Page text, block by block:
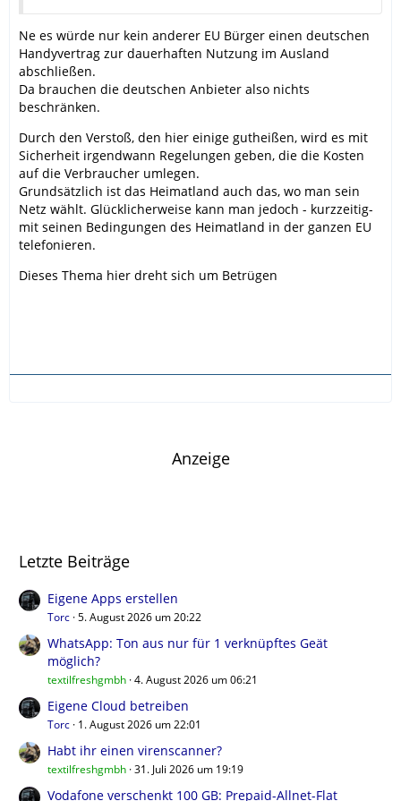
Ne es würde nur kein anderer EU Bürger einen deutschen
Handyvertrag zur dauerhaften Nutzung im Ausland
abschließen.
Da brauchen die deutschen Anbieter also nichts
beschränken.
Durch den Verstoß, den hier einige gutheißen, wird es mit
Sicherheit irgendwann Regelungen geben, die die Kosten
auf die Verbraucher umlegen.
Grundsätzlich ist das Heimatland auch das, wo man sein
Netz wählt. Glücklicherweise kann man jedoch - kurzzeitig-
mit seinen Bedingungen des Heimatland in der ganzen EU
telefonieren.
Dieses Thema hier dreht sich um Betrügen
Anzeige
Letzte Beiträge
Eigene Apps erstellen
Torc 5. August 2026 um 20:22
WhatsApp: Ton aus nur für 1 verknüpftes Geät
möglich?
textilfreshgmbh 4. August 2026 um 06:21
Eigene Cloud betreiben
Torc 1. August 2026 um 22:01
Habt ihr einen virenscanner?
textilfreshgmbh 31. Juli 2026 um 19:19
Vodafone verschenkt 100 GB: Prepaid-Allnet-Flat